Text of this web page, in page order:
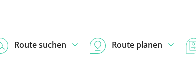
Route suchen Route planen